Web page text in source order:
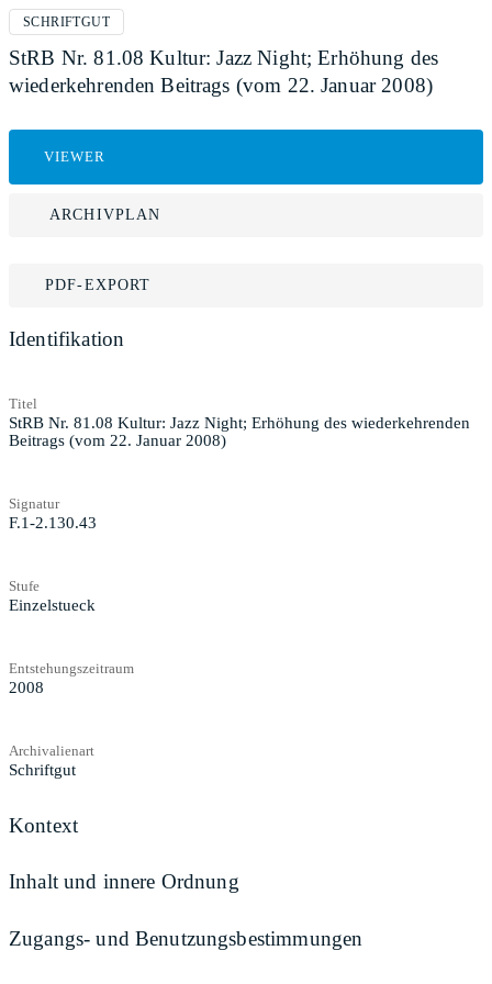
SCHRIFTGUT
StRB Nr. 81.08 Kultur: Jazz Night; Erhöhung des
wiederkehrenden Beitrags (vom 22. Januar 2008)
VIEWER
ARCHIVPLAN
PDF-EXPORT
Identifikation
Titel
StRB Nr. 81.08 Kultur: Jazz Night; Erhöhung des wiederkehrenden
Beitrags (vom 22. Januar 2008)
Signatur
F.1-2.130.43
Stufe
Einzelstueck
Entstehungszeitraum
2008
Archivalienart
Schriftgut
Kontext
Inhalt und innere Ordnung
Zugangs- und Benutzungsbestimmungen